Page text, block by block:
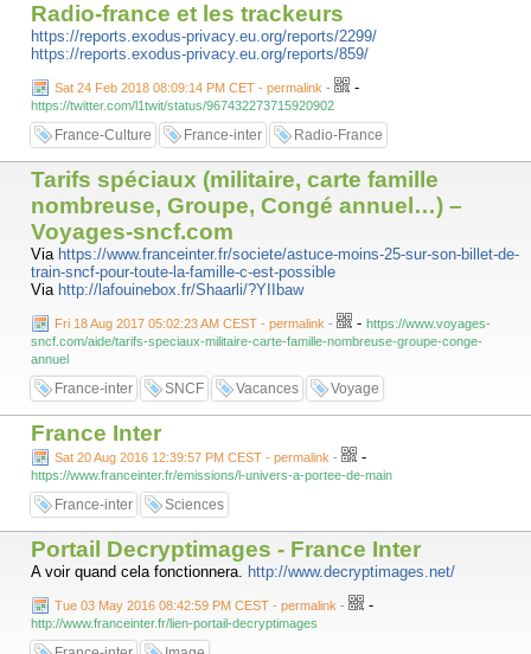
Radio-france et les trackeurs
https://reports.exodus-privacy.eu.org/reports/2299/
https://reports.exodus-privacy.eu.org/reports/859/
Sat 24 Feb 2018 08:09:14 PM CET - permalink - -
https://twitter.com/l1twit/status/967432273715920902
France-Culture France-inter Radio-France
Tarifs spéciaux (militaire, carte famille
nombreuse, Groupe, Congé annuel…) –
Voyages-sncf.com
Via https://www.franceinter.fr/societe/astuce-moins-25-sur-son-billet-de-
train-sncf-pour-toute-la-famille-c-est-possible
Via http://lafouinebox.fr/Shaarli/?YIIbaw
Fri 18 Aug 2017 05:02:23 AM CEST - permalink - - https://www.voyages-
sncf.com/aide/tarifs-speciaux-militaire-carte-famille-nombreuse-groupe-conge-
annuel
France-inter SNCF Vacances Voyage
France Inter
Sat 20 Aug 2016 12:39:57 PM CEST - permalink - -
https://www.franceinter.fr/emissions/l-univers-a-portee-de-main
France-inter Sciences
Portail Decryptimages - France Inter
A voir quand cela fonctionnera. http://www.decryptimages.net/
Tue 03 May 2016 08:42:59 PM CEST - permalink - -
http://www.franceinter.fr/lien-portail-decryptimages